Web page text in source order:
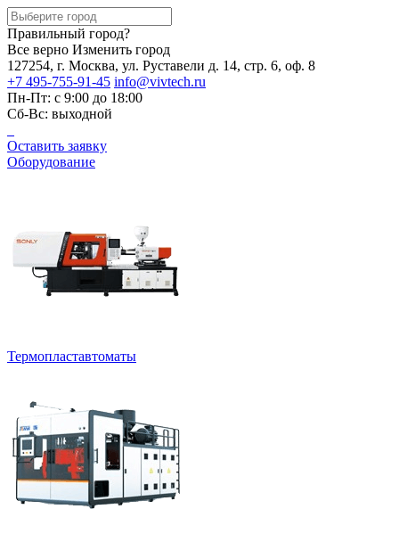
Правильный город?
Все верно Изменить город
127254, г. Москва, ул. Руставели д. 14, стр. 6, оф. 8
+7 495-755-91-45 info@vivtech.ru
Пн-Пт: с 9:00 до 18:00
Сб-Вс: выходной
Оставить заявку
Оборудование
Термопластавтоматы